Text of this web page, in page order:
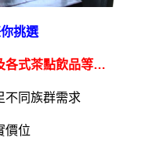
挑選
各式茶點飲品等…
不同族群需求
價位